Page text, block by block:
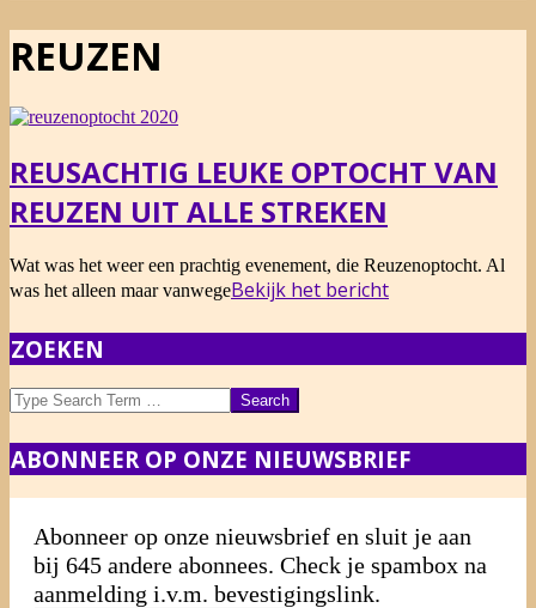
REUZEN
REUSACHTIG LEUKE OPTOCHT VAN
REUZEN UIT ALLE STREKEN
2015-
09-
Wat was het weer een prachtig evenement, die Reuzenoptocht. Al
was het alleen maar vanwegeBekijk het bericht
ZOEKEN
Search
ABONNEER OP ONZE NIEUWSBRIEF
Abonneer op onze nieuwsbrief en sluit je aan
bij 645 andere abonnees. Check je spambox na
aanmelding i.v.m. bevestigingslink.